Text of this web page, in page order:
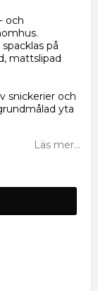
och
på
mattslipad
snickerier och
yta
Läs mer...